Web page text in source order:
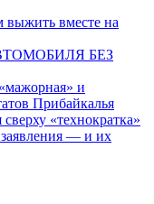
выжить вместе на
БЕЗ
и
Прибайкалья
«технократка»
заявления — и их